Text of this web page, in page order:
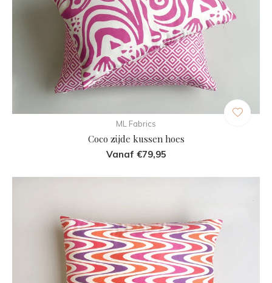
ML Fabrics
Coco zijde kussen hoes
Vanaf €79,95